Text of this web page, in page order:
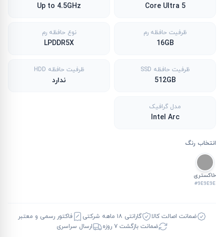
Core Ultra 5
Up to 4.5GHz
ظرفیت حافظه رم
16GB
نوع حافظه رم
LPDDR5X
ظرفیت حافظه SSD
512GB
ظرفیت حافظه HDD
ندارد
مدل گرافیک
Intel Arc
انتخاب رنگ
خاکستری
#9E9E9E
ضمانت اصالت کالا گارانتی ۱۸ ماهه شرکتی
فاکتور رسمی و معتبر
ضمانت بازگشت ۷ روزه
ارسال سراسری